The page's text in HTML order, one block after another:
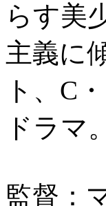
らす美
主義に
ト、C
ドラマ。
監督：